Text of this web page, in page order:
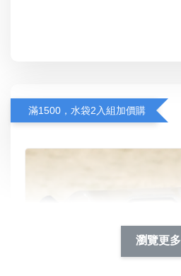
滿1500，水袋2入組加價購
瀏覽更多